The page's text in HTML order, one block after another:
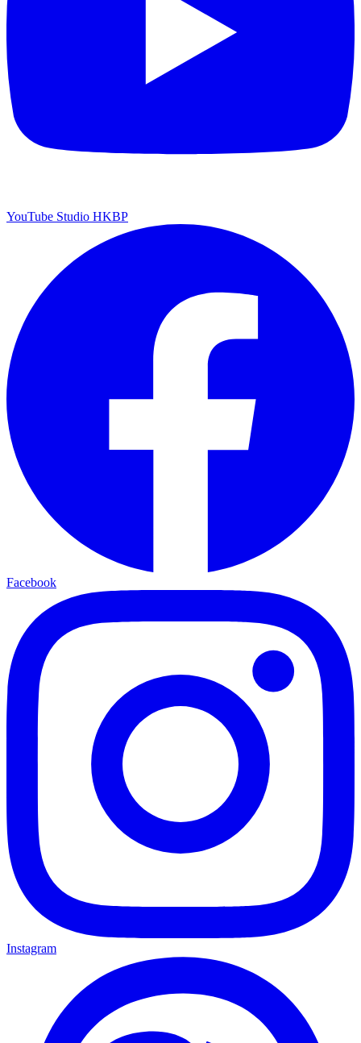
YouTube Studio HKBP
Facebook
Instagram